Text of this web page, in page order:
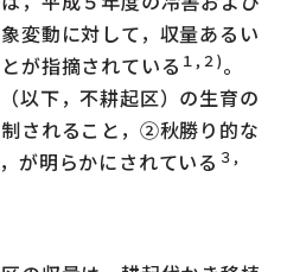
変動に対して，収量あるい
が指摘されている １,２)。
以下，不耕起区）の生育の
されること，②秋勝り的な
が明らかにされている ３,